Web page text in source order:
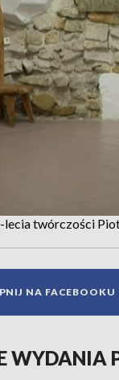
twórczości
NA FACEBOOKU
WYDANIA